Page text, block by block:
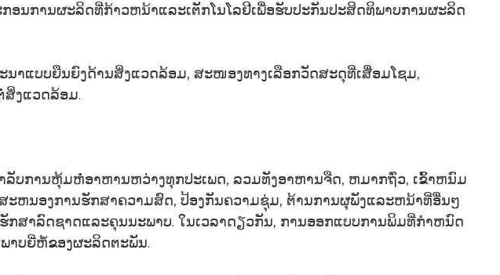
ອນການຜະລິດທີ່ກ້າວຫນ້າແລະເຕັກໂນໂລຢີເພື່ອຮັບປະກັນປະສິດທິພາບການຜະລິດ
າແບບຍືນຍົງດ້ານສິ່ງແວດລ້ອມ, ສະໜອງທາງເລືອກວັດສະດຸທີ່ເສື່ອມໂຊມ,
ງແວດລ້ອມ.
ບການຫຸ້ມຫໍ່ອາຫານຫວ່າງທຸກປະເພດ, ລວມທັງອາຫານຈືດ, ຫມາກຖົ່ວ, ເຂົ້າຫນົມ
ະຫນອງການຮັກສາຄວາມສົດ, ປ້ອງກັນຄວາມຊຸ່ມ, ຕ້ານການຜຸພັງແລະຫນ້າທີ່ອື່ນໆ
ກສາລົດຊາດແລະຄຸນນະພາບ. ໃນເວລາດຽວກັນ, ການອອກແບບການພິມທີ່ກໍາຫນົດ
າບຍີ່ຫໍ້ຂອງຜະລິດຕະພັນ.